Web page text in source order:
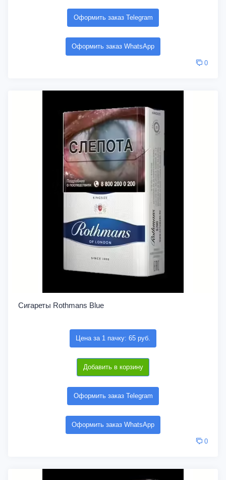
Оформить заказ Telegram
Оформить заказ WhatsApp
0
Сигареты Rothmans Blue
Цена за 1 пачку: 65 руб.
Добавить в корзину
Оформить заказ Telegram
Оформить заказ WhatsApp
0